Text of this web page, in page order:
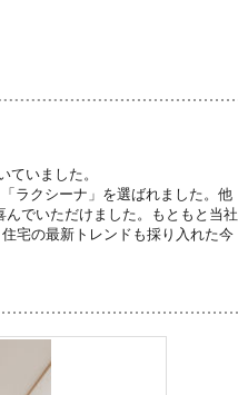
いました。
ラクシーナ」を選ばれました。他
でいただけました。もともと当社
宅の最新トレンドも採り入れた今